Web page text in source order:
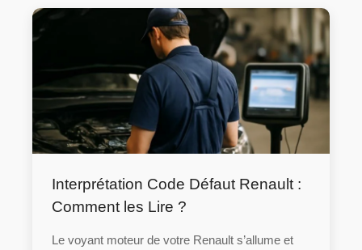
Interprétation Code Défaut Renault :
Comment les Lire ?
Le voyant moteur de votre Renault s’allume et